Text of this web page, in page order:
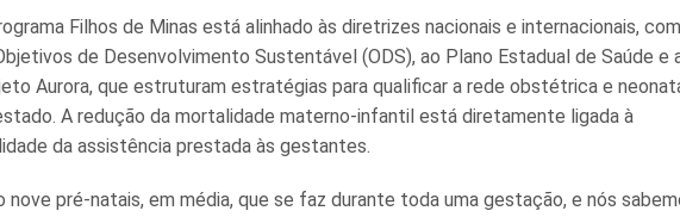
Filhos de Minas está alinhado às diretrizes nacionais e internacionais,
de Desenvolvimento Sustentável (ODS), ao Plano Estadual de Saúde e
Aurora, que estruturam estratégias para qualificar a rede obstétrica e
A redução da mortalidade materno-infantil está diretamente ligada à
da assistência prestada às gestantes.
nove pré-natais, em média, que se faz durante toda uma gestação, e nós